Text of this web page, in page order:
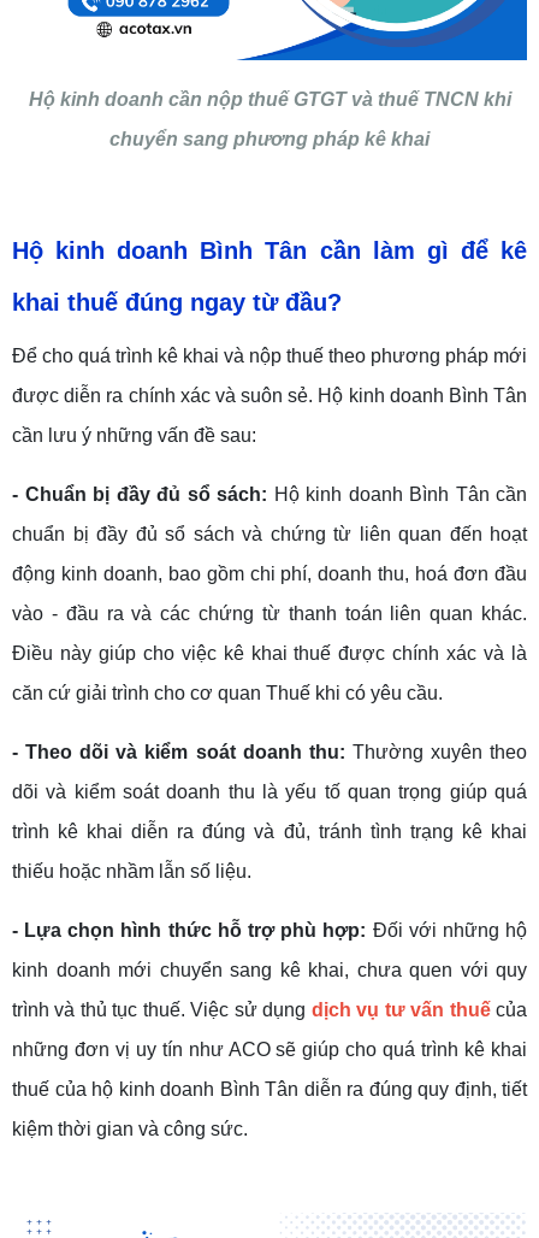
Hộ kinh doanh cần nộp thuế GTGT và thuế TNCN khi
chuyển sang phương pháp kê khai
Hộ kinh doanh Bình Tân cần làm gì để kê
khai thuế đúng ngay từ đầu?
Để cho quá trình kê khai và nộp thuế theo phương pháp mới
được diễn ra chính xác và suôn sẻ. Hộ kinh doanh Bình Tân
cần lưu ý những vấn đề sau:
- Chuẩn bị đầy đủ sổ sách: Hộ kinh doanh Bình Tân cần
chuẩn bị đầy đủ sổ sách và chứng từ liên quan đến hoạt
động kinh doanh, bao gồm chi phí, doanh thu, hoá đơn đầu
vào - đầu ra và các chứng từ thanh toán liên quan khác.
Điều này giúp cho việc kê khai thuế được chính xác và là
căn cứ giải trình cho cơ quan Thuế khi có yêu cầu.
- Theo dõi và kiểm soát doanh thu: Thường xuyên theo
dõi và kiểm soát doanh thu là yếu tố quan trọng giúp quá
trình kê khai diễn ra đúng và đủ, tránh tình trạng kê khai
thiếu hoặc nhầm lẫn số liệu.
- Lựa chọn hình thức hỗ trợ phù hợp: Đối với những hộ
kinh doanh mới chuyển sang kê khai, chưa quen với quy
trình và thủ tục thuế. Việc sử dụng dịch vụ tư vấn thuếcủa
những đơn vị uy tín như ACO sẽ giúp cho quá trình kê khai
thuế của hộ kinh doanh Bình Tân diễn ra đúng quy định, tiết
kiệm thời gian và công sức.